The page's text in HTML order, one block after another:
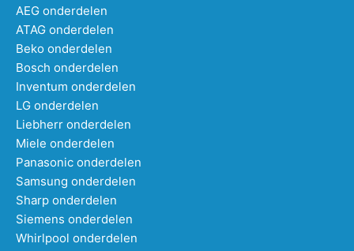
AEG onderdelen
ATAG onderdelen
Beko onderdelen
Bosch onderdelen
Inventum onderdelen
LG onderdelen
Liebherr onderdelen
Miele onderdelen
Panasonic onderdelen
Samsung onderdelen
Sharp onderdelen
Siemens onderdelen
Whirlpool onderdelen